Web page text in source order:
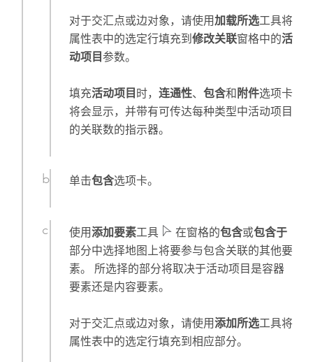
对于交汇点或边对象，请使用加载所选工具将
属性表中的选定行填充到修改关联窗格中的活
动项目参数。
填充活动项目 时，连通性、包含和 附件选项卡
将会显示，并带有可传达每种类型中活动项目
的关联数的指示器。
单击包含选项卡。
使用添加要素工具 在窗格的包含或包含于
部分中选择地图上将要参与包含关联的其他要
素。 所选择的部分将取决于活动项目是容器
要素还是内容要素。
对于交汇点或边对象，请使用添加所选工具将
属性表中的选定行填充到相应部分。